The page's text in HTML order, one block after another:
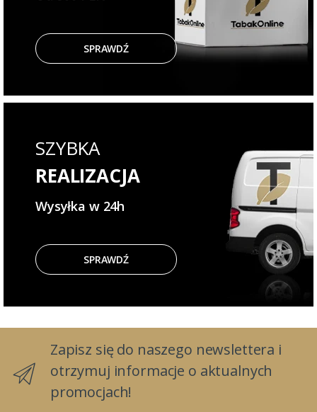
SPRAWDŹ
SZYBKA
REALIZACJA
Wysyłka w 24h
SPRAWDŹ
Zapisz się do naszego newslettera i
otrzymuj informacje o aktualnych
promocjach!